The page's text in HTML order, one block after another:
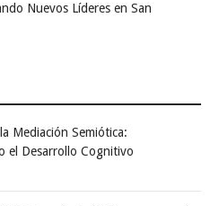
Nuevos Líderes en San
Mediación Semiótica:
el Desarrollo Cognitivo